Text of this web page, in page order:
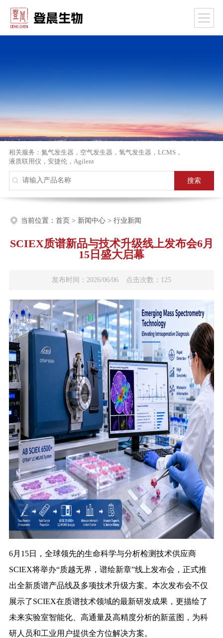
相关服务： 氮气发生器 ， 空气发生器 ， 氢气发生器 ， LCMS，
液质联用仪 ， 安捷伦， Agilent
当前位置： 首页> 新闻中心> 行业新闻
SCIEX质谱新品与技术升级线上发布会6月
15日盛大启幕
发布时间：2026/06/06 点击次数：125
6月15日，全球领先的生命科学与分析检测技术供应商
SCIEX将举办“质越无界，谱绘新章”线上发布会，正式推
出全新质谱产品线及多项技术升级方案。本次发布会不仅
展示了SCIEX在质谱技术领域的最新研发成果，更描绘了
未来实验室智能化、高通量及高精度分析的新蓝图，为科
研人员和工业用户提供全方位解决方案。